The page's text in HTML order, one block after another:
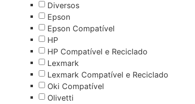
Diversos
Epson
Epson Compatível
HP
HP Compatível e Reciclado
Lexmark
Lexmark Compatível e Reciclado
Oki Compatível
Olivetti